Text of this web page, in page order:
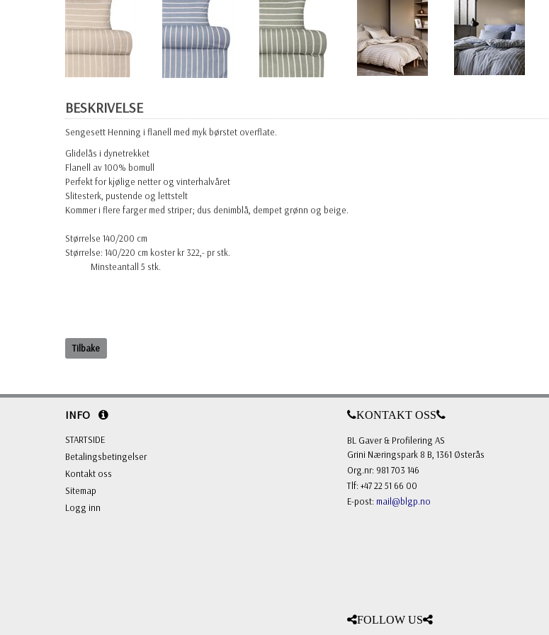
BESKRIVELSE
Sengesett Henning i flanell med myk børstet overflate.
Glidelås i dynetrekket
Flanell av 100% bomull
Perfekt for kjølige netter og vinterhalvåret
Slitesterk, pustende og lettstelt
Kommer i flere farger med striper; dus denimblå, dempet grønn og beige.
Størrelse 140/200 cm
Størrelse: 140/220 cm koster kr 322,- pr stk.
Minsteantall 5 stk.
Tilbake
INFO
STARTSIDE
Betalingsbetingelser
Kontakt oss
Sitemap
Logg inn
KONTAKT OSS
BL Gaver & Profilering AS
Grini Næringspark 8 B, 1361 Østerås
Org.nr: 981 703 146
Tlf: +47 22 51 66 00
E-post: mail@blgp.no
FOLLOW US